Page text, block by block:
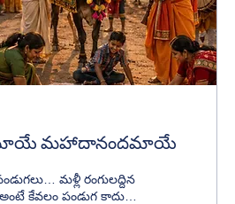
మహాదానందమాయే
మళ్లీ రంగులద్దిన